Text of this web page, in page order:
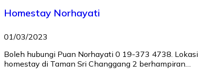
Homestay Norhayati
01/03/2023
Boleh hubungi Puan Norhayati 0 19-373 4738. Lokasi
homestay di Taman Sri Changgang 2 berhampiran…